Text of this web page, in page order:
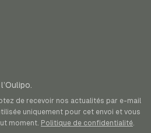
de recevoir nos actualités par e-mail
uniquement pour cet envoi et vous
moment. Politique de confidentialité.